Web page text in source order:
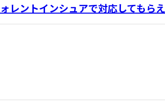
レントインシュアで対応してもら